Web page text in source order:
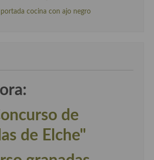
de
de Elche"